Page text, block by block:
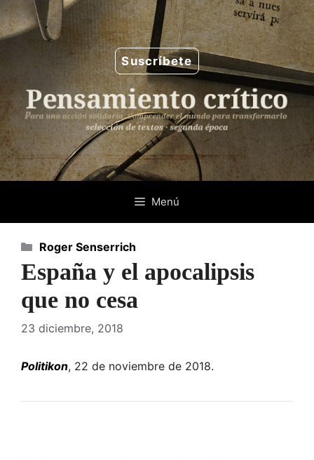
Saltar
al
contenido
Suscríbete
Menú
España y el apocalipsis
que no cesa
23 diciembre, 2018
Politikon, 22 de noviembre de 2018.
Categorías
Roger Senserrich